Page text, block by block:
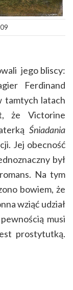
jego bliscy:
Ferdinand
tamtych latach
że Victorine
Śniadania
Jej obecność
był
Na tym
bowiem, że
wziąć udział
musi
prostytutką.